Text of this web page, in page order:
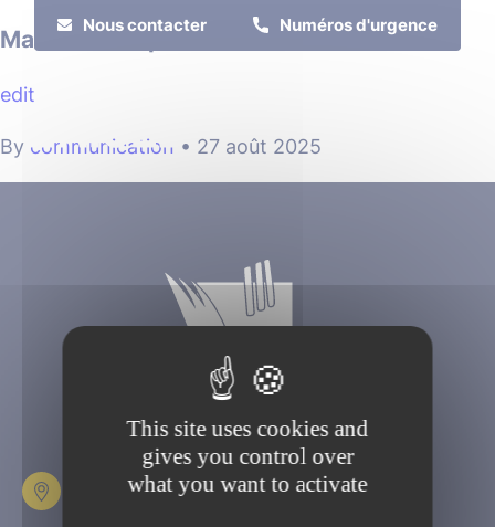
Nous contacter Numéros d'urgence
Maison de la petite enfance
edit
By communication • 27 août 2025
Place Fulbert de Beina
Cookies management panel
This site uses cookies and
gives you control over
what you want to activate